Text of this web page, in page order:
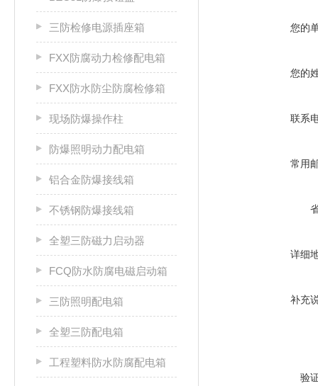
三防检修电源插座箱
FXX防腐动力检修配电箱
FXX防水防尘防腐检修箱
现场防爆操作柱
防爆照明动力配电箱
铝合金防爆接线箱
不锈钢防爆接线箱
全塑三防磁力启动器
FCQ防水防腐电磁启动箱
三防照明配电箱
全塑三防配电箱
工程塑料防水防腐配电箱
您的
您的
联系
常用
详细
补充
验